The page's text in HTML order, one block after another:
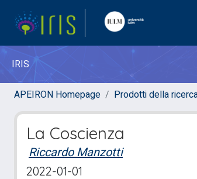
IRIS
APEIRON Homepage Prodotti della
La Coscienza
Riccardo Manzotti
2022-01-01